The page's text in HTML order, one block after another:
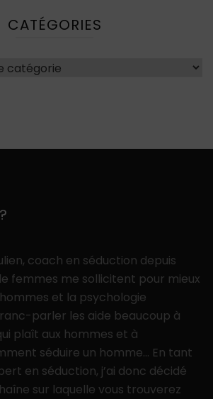
CATÉGORIES
coach en séduction depuis
femmes me sollicitent pour mieux
et la psychologie
parler les aide beaucoup à
plaît aux hommes et à
séduire un homme… En tant
en séduction, j’ai donc décidé
sur laquelle vous trouverez